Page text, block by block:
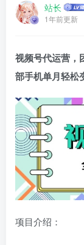
站长
1年前更新
视频号代运营，
部手机单月轻松
项目介绍：